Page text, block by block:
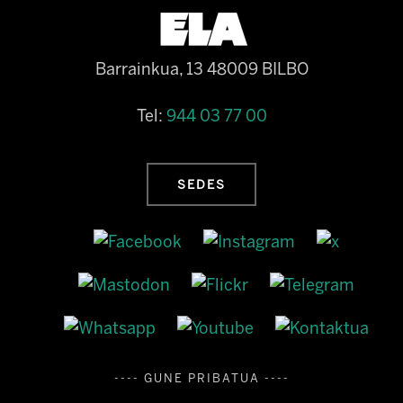
Barrainkua, 13 48009 BILBO
Tel: 944 03 77 00
SEDES
---- GUNE PRIBATUA ----